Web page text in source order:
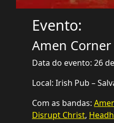
Evento:
Amen
Data do evento: 26
Local: Irish Pub –
Com as bandas:
Disrupt Christ,